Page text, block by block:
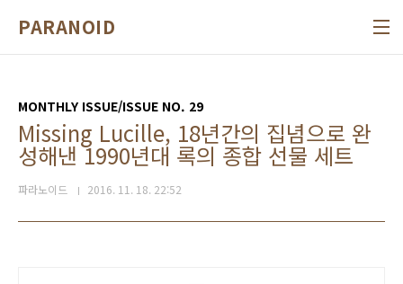
PARANOID
MONTHLY ISSUE/ISSUE NO. 29
Missing Lucille, 18년간의 집념으로 완
성해낸 1990년대 록의 종합 선물 세트
파라노이드 2016. 11. 18. 22:52